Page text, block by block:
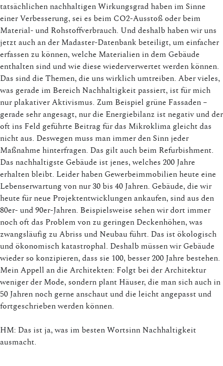
tatsächlichen nachhaltigen Wirkungsgrad haben im Sinne
einer Verbesserung, sei es beim CO2-Ausstoß oder beim
Material- und Rohstoffverbrauch. Und deshalb haben wir uns
jetzt auch an der Madaster-Datenbank beteiligt, um einfacher
erfassen zu können, welche Materialien in dem Gebäude
enthalten sind und wie diese wiederverwertet werden können.
Das sind die Themen, die uns wirklich umtreiben. Aber vieles,
was gerade im Bereich Nachhaltigkeit passiert, ist für mich
nur plakativer Aktivismus. Zum Beispiel grüne Fassaden –
gerade sehr angesagt, nur die Energiebilanz ist negativ und der
oft ins Feld geführte Beitrag für das Mikroklima gleicht das
nicht aus. Deswegen muss man immer den Sinn jeder
Maßnahme hinterfragen. Das gilt auch beim Refurbishment.
Das nachhaltigste Gebäude ist jenes, welches 200 Jahre
erhalten bleibt. Leider haben Gewerbeimmobilien heute eine
Lebenserwartung von nur 30 bis 40 Jahren. Gebäude, die wir
heute für neue Projektentwicklungen ankaufen, sind aus den
80er- und 90er-Jahren. Beispielsweise sehen wir dort immer
noch oft das Problem von zu geringen Deckenhöhen, was
zwangsläufig zu Abriss und Neubau führt. Das ist ökologisch
und ökonomisch katastrophal. Deshalb müssen wir Gebäude
wieder so konzipieren, dass sie 100, besser 200 Jahre bestehen.
Mein Appell an die Architekten: Folgt bei der Architektur
weniger der Mode, sondern plant Häuser, die man sich auch in
50 Jahren noch gerne anschaut und die leicht angepasst und
fortgeschrieben werden können.
HM: Das ist ja, was im besten Wortsinn Nachhaltigkeit
ausmacht.